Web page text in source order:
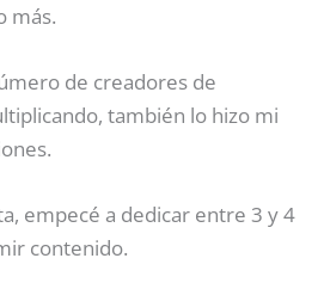
más.
de creadores de
también lo hizo mi
empecé a dedicar entre 3 y 4
contenido.